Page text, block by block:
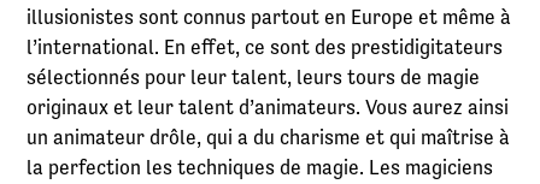
illusionistes sont connus partout en Europe et même à
l’international. En effet, ce sont des prestidigitateurs
sélectionnés pour leur talent, leurs tours de magie
originaux et leur talent d’animateurs. Vous aurez ainsi
un animateur drôle, qui a du charisme et qui maîtrise à
la perfection les techniques de magie. Les magiciens